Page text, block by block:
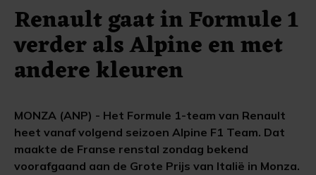
Renault gaat in Formule 1
verder als Alpine en met
andere kleuren
MONZA (ANP) - Het Formule 1-team van Renault
heet vanaf volgend seizoen Alpine F1 Team. Dat
maakte de Franse renstal zondag bekend
voorafgaand aan de Grote Prijs van Italië in Monza.